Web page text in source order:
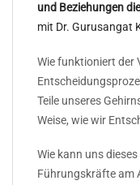
und Beziehungen
mit Dr. Gurusangat
Wie funktioniert der
Teile unseres
Weise, wie wir
Wie kann uns
Führungskräfte am